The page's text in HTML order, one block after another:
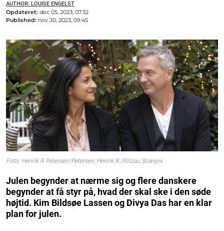
AUTHOR: LOUISE ENGELST
Opdateret: dec 05, 2023, 07:32
Published: nov 30, 2023, 09:45
Foto: Henrik R Petersen/Petersen, Henrik R./Ritzau Scanpix
Julen begynder at nærme sig og flere danskere
begynder at få styr på, hvad der skal ske i den søde
højtid. Kim Bildsøe Lassen og Divya Das har en klar
plan for julen.